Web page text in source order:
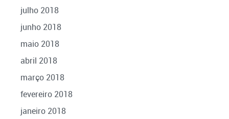
julho 2018
junho 2018
maio 2018
abril 2018
março 2018
fevereiro 2018
janeiro 2018